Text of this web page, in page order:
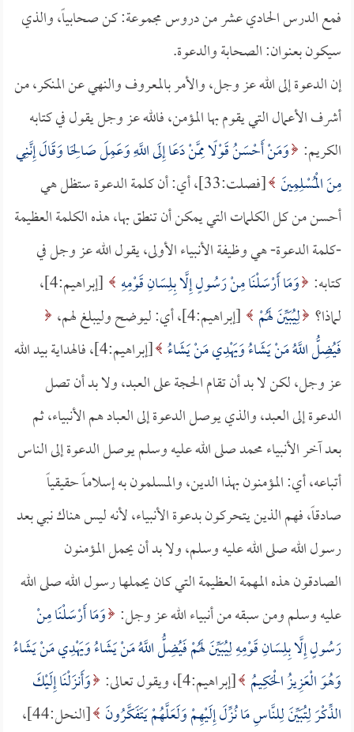
فمع الدرس الحادي عشر من دروس مجموعة: كن صحابياً، والذي
سيكون بعنوان: الصحابة والدعوة.
إن الدعوة إلى الله عز وجل، والأمر بالمعروف والنهي عن المنكر، من
أشرف الأعمال التي يقوم بها المؤمن، فالله عز وجل يقول في كتابه
الكريم: وَمَنْ أَحْسَنُ قَوْلًا مِمَّنْ دَعَا إِلَى اللَّهِ وَعَمِلَ صَالِحًا وَقَالَ إِنَّنِي
مِنَ الْمُسْلِمِينَ
[فصلت:33]، أي: أن كلمة الدعوة ستظل هي
أحسن من كل الكلمات التي يمكن أن تنطق بها، هذه الكلمة العظيمة
-كلمة الدعوة- هي وظيفة الأنبياء الأولى، يقول الله عز وجل في
كتابه: وَمَا أَرْسَلْنَا مِنْ رَسُولٍ إِلَّا بِلِسَانِ قَوْمِهِ
[إبراهيم:4]،
لماذا؟ لِيُبَيِّنَ لَهُمْ
[إبراهيم:4]، أي: ليوضح وليبلغ لهم،
فَيُضِلُّ اللَّهُ مَنْ يَشَاءُ وَيَهْدِي مَنْ يَشَاءُ
[إبراهيم:4]، فالهداية بيد الله
عز وجل، لكن لا بد أن تقام الحجة على العبد، ولا بد أن تصل
الدعوة إلى العبد، والذي يوصل الدعوة إلى العباد هم الأنبياء، ثم
بعد آخر الأنبياء محمد صلى الله عليه وسلم يوصل الدعوة إلى الناس
أتباعه، أي: المؤمنون بهذا الدين، والمسلمون به إسلاماً حقيقياً
صادقاً، فهم الذين يتحركون بدعوة الأنبياء، لأنه ليس هناك نبي بعد
رسول الله صلى الله عليه وسلم، ولا بد أن يحمل المؤمنون
الصادقون هذه المهمة العظيمة التي كان يحملها رسول الله صلى الله
عليه وسلم ومن سبقه من أنبياء الله عز وجل: وَمَا أَرْسَلْنَا مِنْ
رَسُولٍ إِلَّا بِلِسَانِ قَوْمِهِ لِيُبَيِّنَ لَهُمْ فَيُضِلُّ اللَّهُ مَنْ يَشَاءُ وَيَهْدِي مَنْ يَشَاءُ
وَهُوَ الْعَزِيزُ الْحَكِيمُ [إبراهيم:4]، ويقول تعالى:
وَأَنزَلْنَا إِلَيْكَ
الذِّكْرَ لِتُبَيِّنَ لِلنَّاسِ مَا نُزِّلَ إِلَيْهِمْ وَلَعَلَّهُمْ يَتَفَكَّرُونَ
[النحل:44]،